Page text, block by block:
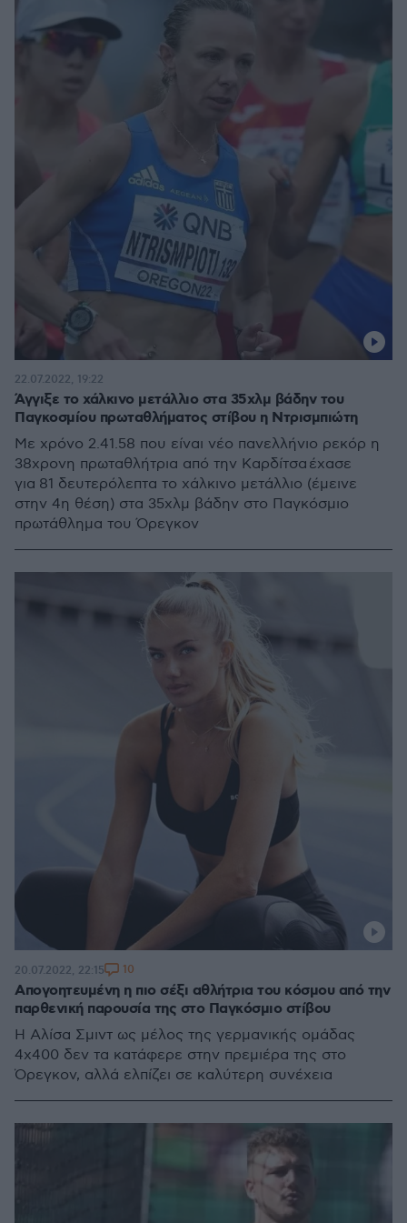
Άγγιξε το χάλκινο μετάλλιο στα 35χλμ βάδην του
Παγκοσμίου πρωταθλήματος στίβου η Ντρισμπιώτη
Με χρόνο 2.41.58 που είναι νέο πανελλήνιο ρεκόρ η
38χρονη πρωταθλήτρια από την Καρδίτσα έχασε
για 81 δευτερόλεπτα το χάλκινο μετάλλιο (έμεινε
στην 4η θέση) στα 35χλμ βάδην στο Παγκόσμιο
πρωτάθλημα του Όρεγκον
22.07.2022, 19:22
Απογοητευμένη η πιο σέξι αθλήτρια του κόσμου από την
παρθενική παρουσία της στο Παγκόσμιο στίβου
Η Αλίσα Σμιντ ως μέλος της γερμανικής ομάδας
4χ400 δεν τα κατάφερε στην πρεμιέρα της στο
Όρεγκον, αλλά ελπίζει σε καλύτερη συνέχεια
20.07.2022, 22:15 10